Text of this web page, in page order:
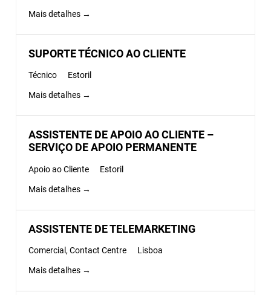
Mais detalhes
SUPORTE TÉCNICO AO CLIENTE
Técnico Estoril
Mais detalhes
ASSISTENTE DE APOIO AO CLIENTE –
SERVIÇO DE APOIO PERMANENTE
Apoio ao Cliente Estoril
Mais detalhes
ASSISTENTE DE TELEMARKETING
Comercial Contact Centre Lisboa
Mais detalhes